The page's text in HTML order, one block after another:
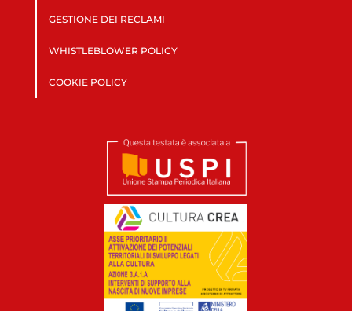
GESTIONE DEI RECLAMI
WHISTLEBLOWER POLICY
COOKIE POLICY